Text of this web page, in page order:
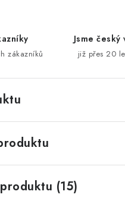
zákazníků
Jsme český
již přes 20
(15)